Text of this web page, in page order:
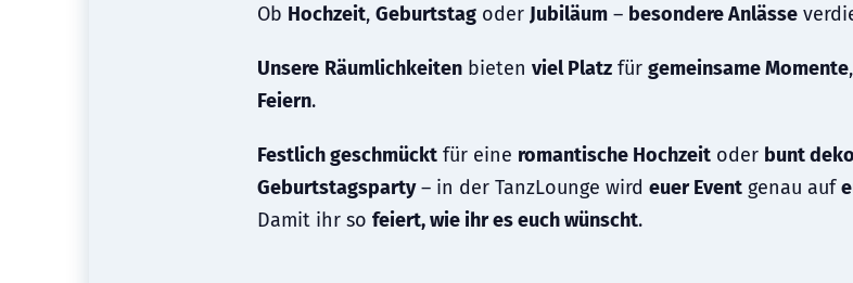
Ob Hochzeit, Geburtstag oder Jubiläum – besondere Anlässe
Unsere Räumlichkeiten bieten viel Platz für gemeinsame Momente
Feiern.
Festlich geschmückt für eine romantische Hochzeit oder bunt
Geburtstagsparty– in der TanzLounge wird euer Event genau auf
Damit ihr so feiert, wie ihr es euch wünscht.